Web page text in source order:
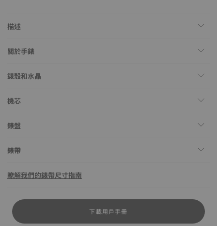
描述
關於手錶
錶殼和水晶
機芯
錶盤
錶帶
瞭解我們的錶帶尺寸指南
下載用戶手冊